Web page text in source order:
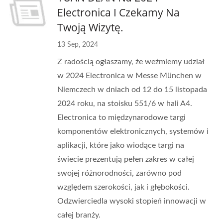
Electronica I Czekamy Na
Twoją Wizytę.
13 Sep, 2024
Z radością ogłaszamy, że weźmiemy udział
w 2024 Electronica w Messe München w
Niemczech w dniach od 12 do 15 listopada
2024 roku, na stoisku 551/6 w hali A4.
Electronica to międzynarodowe targi
komponentów elektronicznych, systemów i
aplikacji, które jako wiodące targi na
świecie prezentują pełen zakres w całej
swojej różnorodności, zarówno pod
względem szerokości, jak i głębokości.
Odzwierciedla wysoki stopień innowacji w
całej branży.